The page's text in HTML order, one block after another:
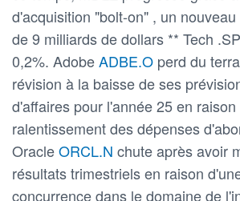
d'acquisition "bolt-on" , un
de 9 milliards de dollars ** Tech
0,2%. AdobeADBE.O perd du
révision à la baisse de ses
d'affaires pour l'année 25 en raison
ralentissement des dépenses
OracleORCL.N chute après avoir
résultats trimestriels en raison
concurrence dans le domaine de